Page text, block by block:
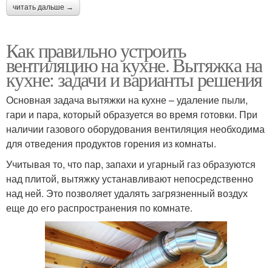
читать дальше →
Как правильно устроить
вентиляцию на кухне. Вытяжка на
кухне: задачи и варианты решения
Основная задача вытяжки на кухне – удаление пыли,
гари и пара, который образуется во время готовки. При
наличии газового оборудования вентиляция необходима
для отведения продуктов горения из комнаты.
Учитывая то, что пар, запахи и угарный газ образуются
над плитой, вытяжку устанавливают непосредственно
над ней. Это позволяет удалять загрязненный воздух
еще до его распространения по комнате.